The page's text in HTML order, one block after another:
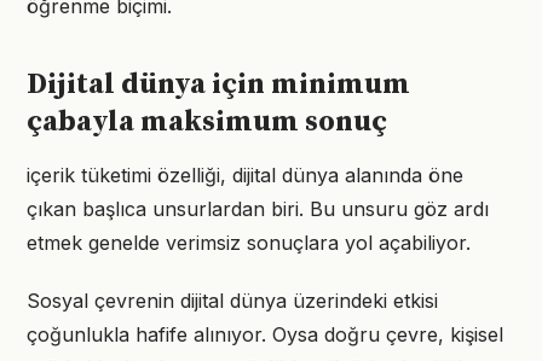
öğrenme biçimi.
Dijital dünya için minimum
çabayla maksimum sonuç
içerik tüketimi özelliği, dijital dünya alanında öne
çıkan başlıca unsurlardan biri. Bu unsuru göz ardı
etmek genelde verimsiz sonuçlara yol açabiliyor.
Sosyal çevrenin dijital dünya üzerindeki etkisi
çoğunlukla hafife alınıyor. Oysa doğru çevre, kişisel